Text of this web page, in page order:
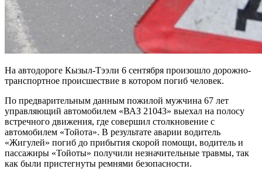
На автодороге Кызыл-Тээли 6 сентября произошло дорожно-
транспортное происшествие в котором погиб человек.
По предварительным данным пожилой мужчина 67 лет
управляющий автомобилем «ВАЗ 21043» выехал на полосу
встречного движения, где совершил столкновение с
автомобилем «Тойота». В результате аварии водитель
«Жигулей» погиб до прибытия скорой помощи, водитель и
пассажиры «Тойоты» получили незначительные травмы, так
как были пристегнуты ремнями безопасности.